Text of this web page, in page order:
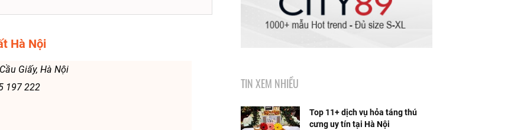
Hà Nội
Giấy, Hà Nội
197 222
TIN XEM NHIỀU
Top 11+ dịch vụ hỏa táng thú
cưng uy tín tại Hà Nội